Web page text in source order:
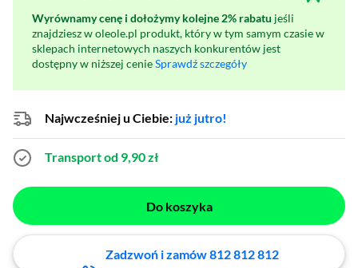
Wyrównamy cenę i dołożymy kolejne 2% rabatu jeśli
znajdziesz w oleole.pl produkt, który w tym samym czasie w
sklepach internetowych naszych konkurentów jest
dostępny w niższej cenieSprawdź szczegóły
Najwcześniej u Ciebie: już jutro!
Transport od 9,90 zł
Do koszyka
Zadzwoń i zamów 812 812 812